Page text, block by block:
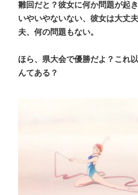
雛回だと？彼女に何か問題が起
いやいやないない、彼女は大丈
夫、何の問題もない。
ほら、県大会で優勝だよ？これ
んてある？